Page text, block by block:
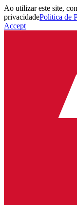
Ao utilizar este site,
privacidadePolitica de
Accept